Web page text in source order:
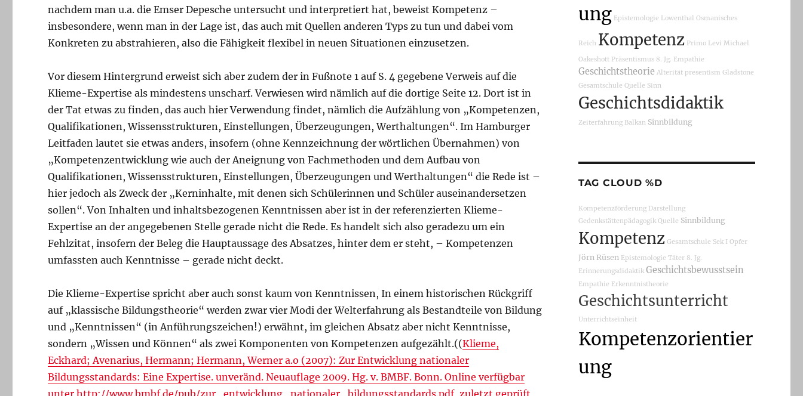
nachdem man u.a. die Emser Depesche untersucht und interpretiert hat, beweist Kompetenz –
insbesondere, wenn man in der Lage ist, das auch mit Quellen anderen Typs zu tun und dabei vom
Konkreten zu abstrahieren, also die Fähigkeit flexibel in neuen Situationen einzusetzen.
Vor diesem Hintergrund erweist sich aber zudem der in Fußnote 1 auf S. 4 gegebene Verweis auf die
Klieme-Expertise als mindestens unscharf. Verwiesen wird nämlich auf die dortige Seite 12. Dort ist in
der Tat etwas zu finden, das auch hier Verwendung findet, nämlich die Aufzählung von „Kompetenzen,
Qualifikationen, Wissensstrukturen, Einstellungen, Überzeugungen, Werthaltungen“. Im Hamburger
Leitfaden lautet sie etwas anders, insofern (ohne Kennzeichnung der wörtlichen Übernahmen) von
„Kompetenzentwicklung wie auch der Aneignung von Fachmethoden und dem Aufbau von
Qualifikationen, Wissensstrukturen, Einstellungen, Überzeugungen und Werthaltungen“ die Rede ist –
hier jedoch als Zweck der „Kerninhalte, mit denen sich Schülerinnen und Schüler auseinandersetzen
sollen“. Von Inhalten und inhaltsbezogenen Kenntnissen aber ist in der referenzierten Klieme-
Expertise an der angegebenen Stelle gerade nicht die Rede. Es handelt sich also geradezu um ein
Fehlzitat, insofern der Beleg die Hauptaussage des Absatzes, hinter dem er steht, – Kompetenzen
umfassten auch Kenntnisse – gerade nicht deckt.
Die Klieme-Expertise spricht aber auch sonst kaum von Kenntnissen, In einem historischen Rückgriff
auf „klassische Bildungstheorie“ werden zwar vier Modi der Welterfahrung als Bestandteile von Bildung
und „Kenntnissen“ (in Anführungszeichen!) erwähnt, im gleichen Absatz aber nicht Kenntnisse,
sondern „Wissen und Können“ als zwei Komponenten von Kompetenzen aufgezählt.((Klieme,
Eckhard; Avenarius, Hermann; Hermann, Werner a.o (2007): Zur Entwicklung nationaler
Bildungsstandards: Eine Expertise. unveränd. Neuauflage 2009. Hg. v. BMBF. Bonn. Online verfügbar
ung Epistemologie Lowenthal Osmanisches
Reich Kompetenz Primo Levi Michael
Oakeshott Präsentismus 8. Jg. Empathie
Geschichtstheorie Alterität presentism Gladstone
Gesamtschule Quelle Sinn
Geschichtsdidaktik
Zeiterfahrung Balkan Sinnbildung
TAG CLOUD %D
Kompetenzförderung Darstellung
Gedenkstättenpädagogik Quelle Sinnbildung
Kompetenz Gesamtschule Sek I Opfer
Jörn Rüsen Epistemologie Täter 8. Jg.
Erinnerungsdidaktik Geschichtsbewusstsein
Empathie Erkenntnistheorie
Geschichtsunterricht
Unterrichtseinheit
Kompetenzorientier
ung